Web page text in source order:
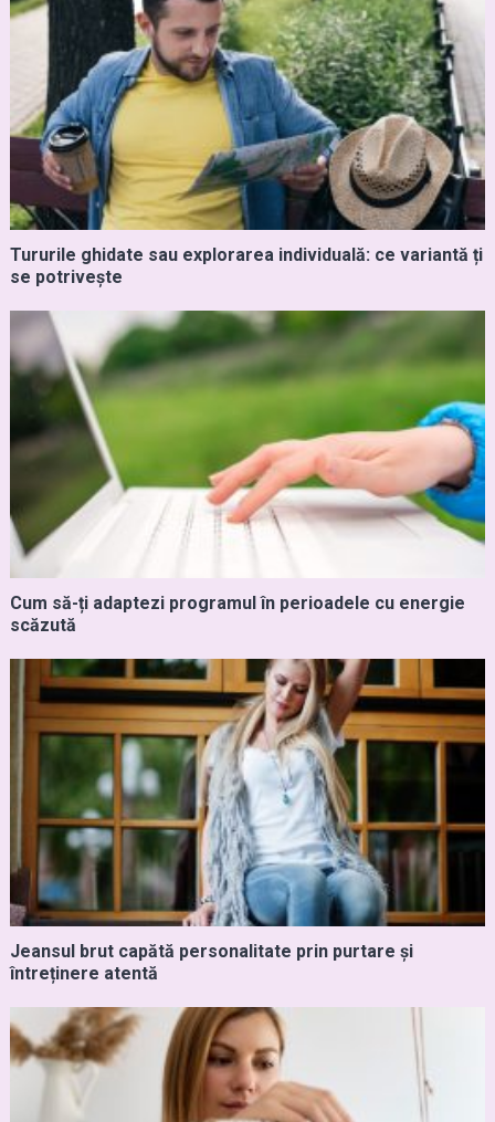
Tururile ghidate sau explorarea individuală: ce variantă ți
se potrivește
Cum să-ți adaptezi programul în perioadele cu energie
scăzută
Jeansul brut capătă personalitate prin purtare și
întreținere atentă